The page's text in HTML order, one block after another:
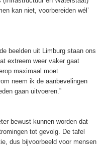
kan niet, voorbereiden wél’
beelden uit Limburg staan ons
extreem weer vaker gaat
maximaal moet
neem ik de aanbevelingen
gaan uitvoeren.”
bewust kunnen worden dat
tot gevolg. De tafel
dus bijvoorbeeld voor mensen